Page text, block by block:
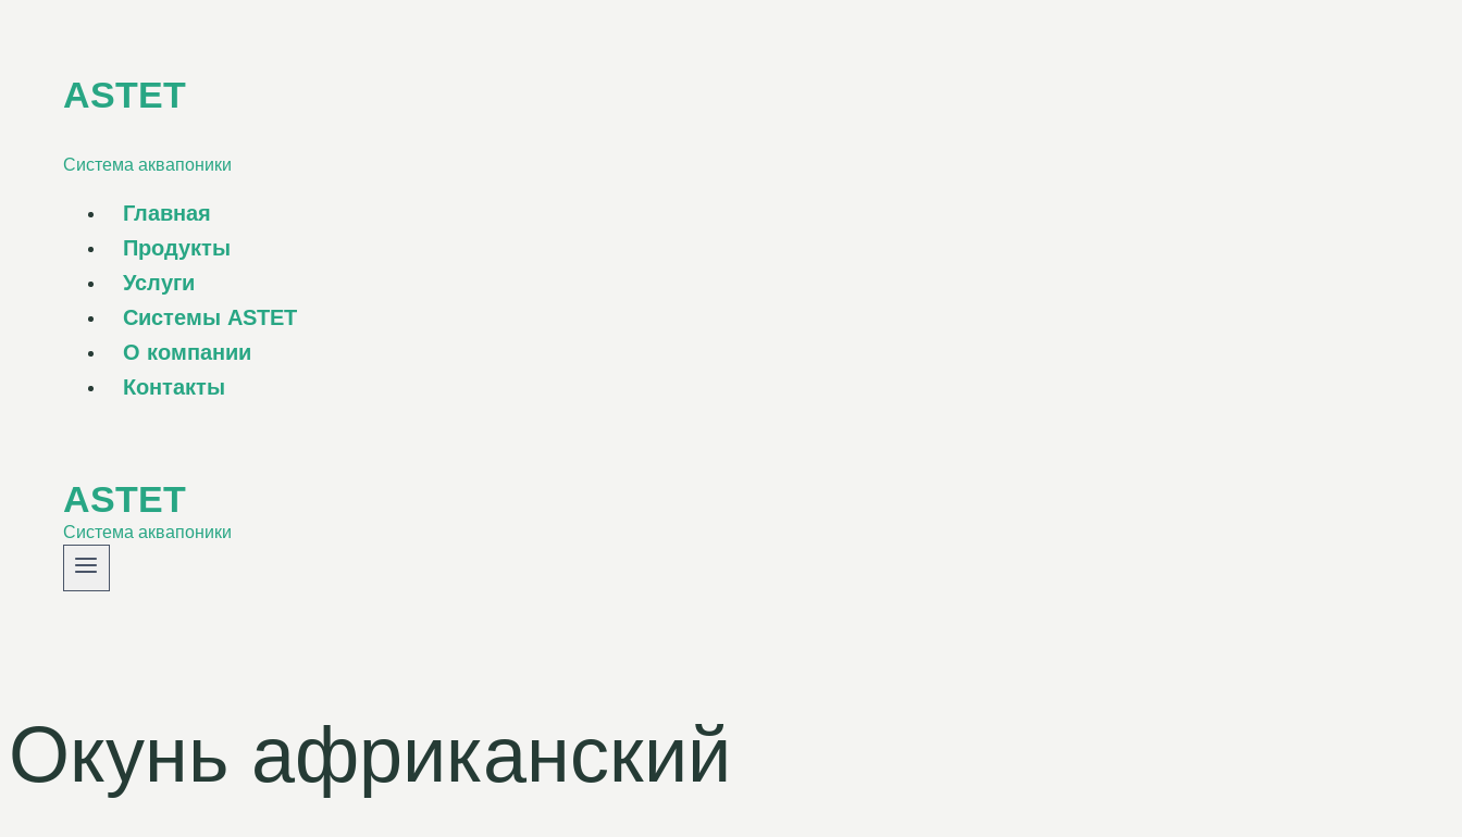
содержаниюASTET
Система аквапоники
Главная
Продукты
Услуги
Системы ASTET
О компании
Контакты
ASTET
Система аквапоники
Окунь африканский